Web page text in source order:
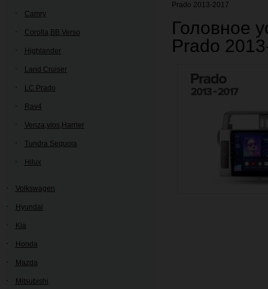
Camry
Corolla,BB,Verso
Highlander
Land Cruiser
LC Prado
Rav4
Venza,vios,Harrier
Tundra Sequoia
Hilux
Volkswagen
Hyundai
Kia
Honda
Mazda
Mitsubishi
Prado 2013-2017
Головное
Prado